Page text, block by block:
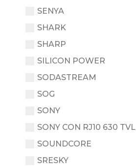
SENYA
SHARK
SHARP
SILICON POWER
SODASTREAM
SOG
SONY
SONY CON RJ10 630 TVL
SOUNDCORE
SRESKY